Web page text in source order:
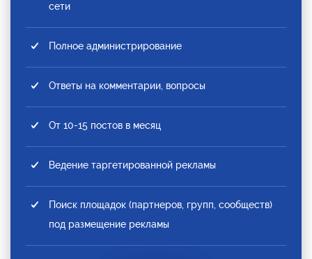
сети
Полное администрирование
Ответы на комментарии, вопросы
От 10-15 постов в месяц
Ведение таргетированной рекламы
Поиск площадок (партнеров, групп, сообществ)
под размещение рекламы